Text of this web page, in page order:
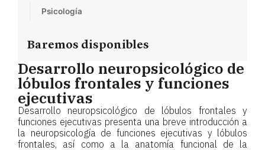
Psicología
Baremos disponibles
Desarrollo neuropsicológico de
lóbulos frontales y funciones
ejecutivas
Desarrollo neuropsicológico de lóbulos frontales y
funciones ejecutivas presenta una breve introducción a
la neuropsicología de funciones ejecutivas y lóbulos
frontales, así como a la anatomía funcional de la